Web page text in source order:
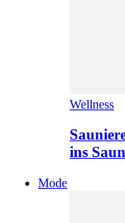
Wellness
ins
Mode